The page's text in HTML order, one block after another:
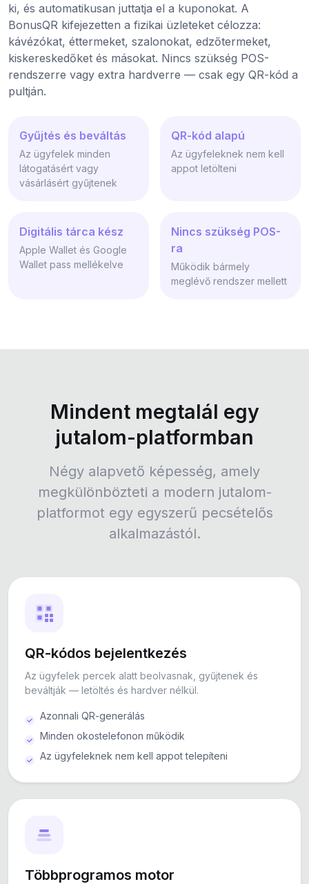
ki, és automatikusan juttatja el a kuponokat. A
BonusQR kifejezetten a fizikai üzleteket célozza:
kávézókat, éttermeket, szalonokat, edzőtermeket,
kiskereskedőket és másokat. Nincs szükség POS-
rendszerre vagy extra hardverre — csak egy QR-kód a
pultján.
Gyűjtés és beváltás
Az ügyfelek minden
látogatásért vagy
vásárlásért gyűjtenek
QR-kód alapú
Az ügyfeleknek nem kell
appot letölteni
Digitális tárca kész
Apple Wallet és Google
Wallet pass mellékelve
Nincs szükség POS-
ra
Működik bármely
meglévő rendszer mellett
Mindent megtalál egy
jutalom-platformban
Négy alapvető képesség, amely
megkülönbözteti a modern jutalom-
platformot egy egyszerű pecsételős
alkalmazástól.
QR-kódos bejelentkezés
Az ügyfelek percek alatt beolvasnak, gyűjtenek és
beváltják — letöltés és hardver nélkül.
Azonnali QR-generálás
Minden okostelefonon működik
Az ügyfeleknek nem kell appot telepíteni
Többprogramos motor